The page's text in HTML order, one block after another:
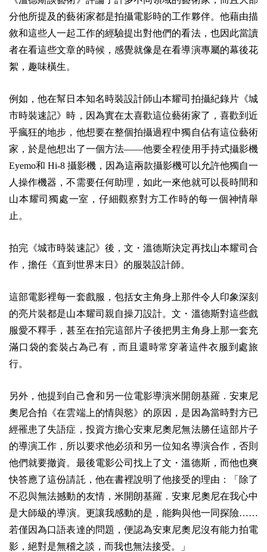
分他所提及的藝術家都是拍攝電影時的工作夥伴。他藉由描
敘和這些人一起工作的經驗提出對他們的看法，也因此當讀
者在看這些文章的時候，感覺就像是在看導演專屬的幕後花
絮，趣味橫生。
例如，他在幫日本知名時裝設計師山本耀司拍攝紀錄片《城
市時裝速記》時，因為實在太喜歡這位藝術家了，喜歡到近
乎瘋狂的地步，他想要在整個拍攝過程中獨自佔有這位藝術
家，於是他想出了一個方法——他要全程使用手持式攝影機
Eyemo和 Hi-8 攝影機，因為這兩款攝影機可以允許他獨自一
人操作機器，不需要任何助理，如此一來他就可以長時間和
山本耀司獨處一室，仔細觀察對方工作時的每一個神情舉
止。
拍完《城市時裝速記》後，文・溫德斯決定再找山本耀司合
作，擔任《直到世界末日》的服裝設計師。
這部電影裡每一套戲服，包括女主角身上那件令人印象深刻
的亮片裝都是山本耀司親自操刀設計。文・溫德斯對這些戲
服愛不釋手，甚至在拍完這部片子後把男主角身上那一套充
滿口袋的套裝占為己有，而且還時常穿著這件衣服到處旅
行。
另外，他提到自己會和另一位電影導演米開朗基羅．安東尼
奧尼合拍《在雲端上的情與慾》的原因，是因為當時對方已
經罹患了失語症，投資方擔心安東尼奧尼無法勝任這部片子
的導演工作，所以要求他必須和另一位知名導演合作，否則
他們就要撤資。最後電影公司找上了文・溫德斯，而他也爽
快答應了這份請託，他在書裡說明了他接受的理由：「除了
不忍與無法撼動的友情，米開朗基羅．安東尼奧尼在我心中
是大師級的導演。更讓我感動的是，能夠與他一同探險……
若僅因為口語表達的問題，便認為安東尼奧尼沒有能力拍電
影，絕對是無稽之談，而我也無法接受。」